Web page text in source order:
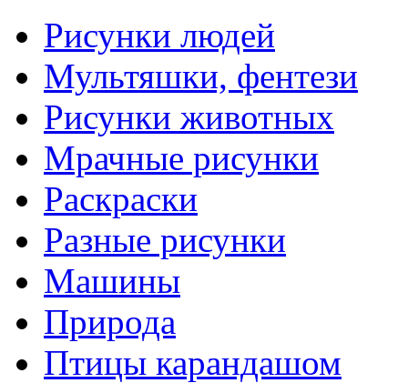
Рисунки людей
Мультяшки, фентези
Рисунки животных
Мрачные рисунки
Раскраски
Разные рисунки
Машины
Природа
Птицы карандашом